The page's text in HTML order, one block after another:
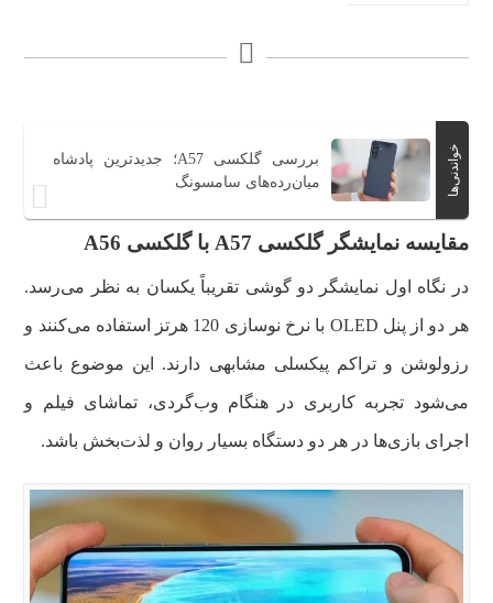
خواندنی‌ها
بررسی گلکسی A57؛ جدیدترین پادشاه
میان‌رده‌های سامسونگ
‌مقایسه نمایشگر گلکسی A57 با گلکسی A56
در نگاه اول نمایشگر دو گوشی تقریباً یکسان به نظر می‌رسد.
هر دو از پنل OLED با نرخ نوسازی 120 هرتز استفاده می‌کنند و
رزولوشن و تراکم پیکسلی مشابهی دارند. این موضوع باعث
می‌شود تجربه کاربری در هنگام وب‌گردی، تماشای فیلم و
اجرای بازی‌ها در هر دو دستگاه بسیار روان و لذت‌بخش باشد.